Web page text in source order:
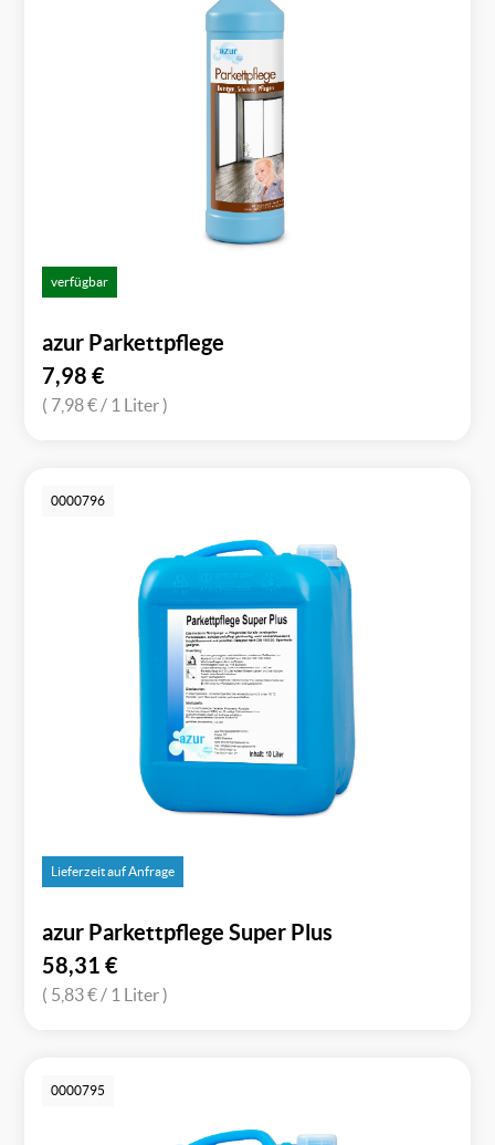
verfügbar
azur Parkettpflege
7,98 €
( 7,98 € / 1 Liter )
0000796
Lieferzeit auf Anfrage
azur Parkettpflege Super Plus
58,31 €
( 5,83 €/ 1 Liter )
0000795